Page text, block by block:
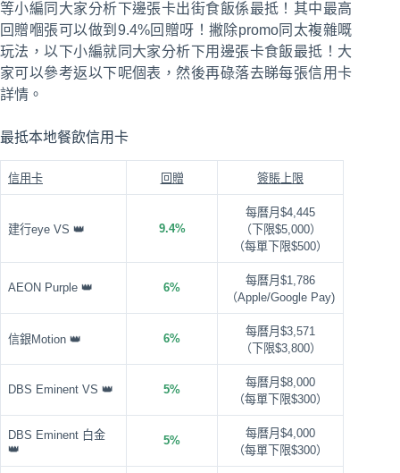
等小編同大家分析下邊張卡出街食飯係最抵！其中最高
回贈嗰張可以做到9.4%回贈呀！撇除promo同太複雜嘅
玩法，以下小編就同大家分析下用邊張卡食飯最抵！大
家可以參考返以下呢個表，然後再碌落去睇每張信用卡
詳情。
最抵本地餐飲信用卡
信用卡 回贈 簽賬上限
建行eye VS 👑 9.4%
每曆月$4,445
（下限$5,000）
（每單下限$500）
AEON Purple 👑 6%
每曆月$1,786
（Apple/Google Pay)
信銀Motion 👑 6%
每曆月$3,571
（下限$3,800）
DBS Eminent VS 👑 5%
每曆月$8,000
（每單下限$300）
DBS Eminent 白金
👑
5%
每曆月$4,000
（每單下限$300）